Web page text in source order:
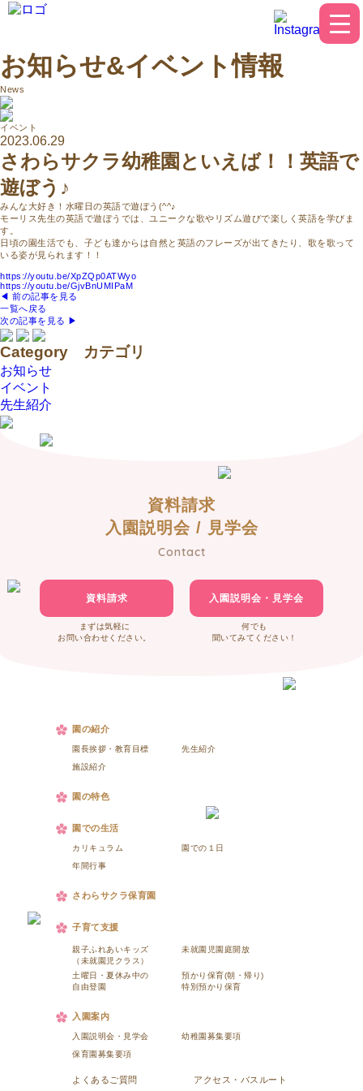
お知らせ&イベント情報
News
イベント
2023.06.29
さわらサクラ幼稚園といえば！！英語で
遊ぼう♪
みんな大好き！水曜日の英語で遊ぼう(^^♪
モーリス先生の英語で遊ぼうでは、ユニークな歌やリズム遊びで楽しく英語を学びま
す。
日頃の園生活でも、子ども達からは自然と英語のフレーズが出てきたり、歌を歌って
いる姿が見られます！！
https://youtu.be/XpZQp0ATWyo
https://youtu.be/GjvBnUMIPaM
◀︎ 前の記事を見る
一覧へ戻る
次の記事を見る ▶︎
Category カテゴリ
お知らせ
イベント
先生紹介
資料請求
入園説明会 / 見学会
Contact
資料請求
まずは気軽に
お問い合わせください。
入園説明会・見学会
何でも
聞いてみてください！
園の紹介
園長挨拶・教育目標
先生紹介
施設紹介
園の特色
園での生活
カリキュラム
園での１日
年間行事
さわらサクラ保育園
子育て支援
親子ふれあいキッズ
（未就園児クラス）
未就園児園庭開放
土曜日・夏休み中の
自由登園
預かり保育(朝・帰り)
特別預かり保育
入園案内
入園説明会・見学会
幼稚園募集要項
保育園募集要項
よくあるご質問 アクセス・バスルート